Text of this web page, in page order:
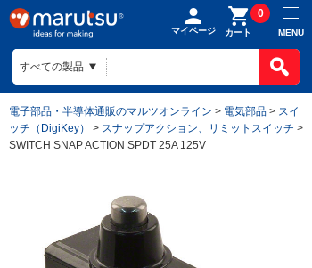
マイページ カート
0
MENU
電子部品・半導体通販のマルツオンライン > 電気部品 > スイ
ッチ（DigiKey）
> スナップアクション、リミットスイッチ >
SWITCH SNAP ACTION SPDT 25A 125V